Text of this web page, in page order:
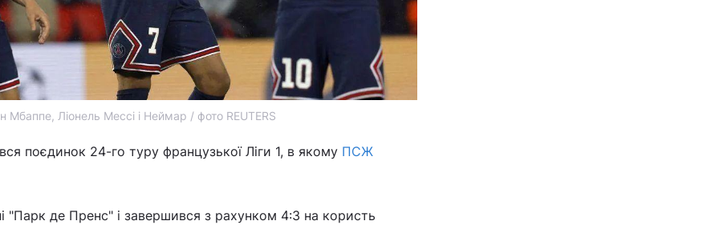
Мбаппе, Ліонель Мессі і Неймар / фото REUTERS
поєдинок 24-го туру французької Ліги 1, в якому ПСЖ
"Парк де Пренс" і завершився з рахунком 4:3 на користь